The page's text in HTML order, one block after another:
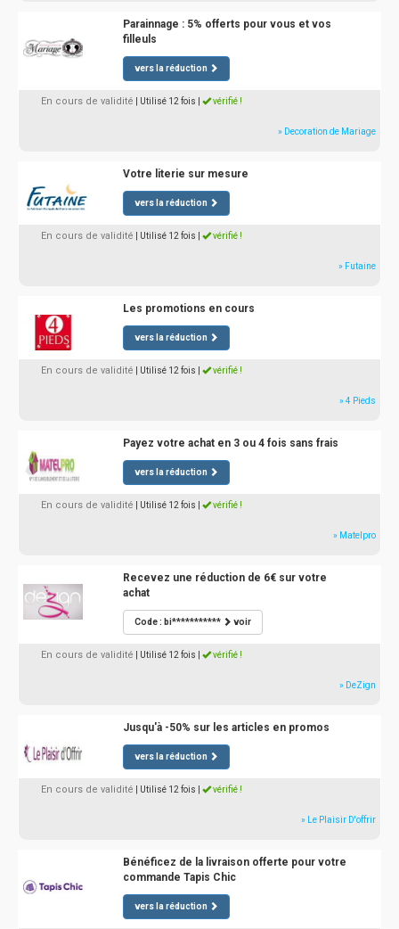
Parainnage : 5% offerts pour vous et vos
filleuls
vers la réduction
En cours de validité | Utilisé 12 fois vérifié !
» Decoration de Mariage
Votre literie sur mesure
vers la réduction
En cours de validité | Utilisé 12 fois vérifié !
» Futaine
Les promotions en cours
vers la réduction
En cours de validité | Utilisé 12 fois vérifié !
» 4 Pieds
Payez votre achat en 3 ou 4 fois sans frais
vers la réduction
En cours de validité | Utilisé 12 fois vérifié !
» Matelpro
Recevez une réduction de 6€ sur votre
achat
Code : bi*********** voir
En cours de validité | Utilisé 12 fois vérifié !
» DeZign
Jusqu'à -50% sur les articles en promos
vers la réduction
En cours de validité | Utilisé 12 fois vérifié !
» Le Plaisir D'offrir
Bénéficez de la livraison offerte pour votre
commande Tapis Chic
vers la réduction